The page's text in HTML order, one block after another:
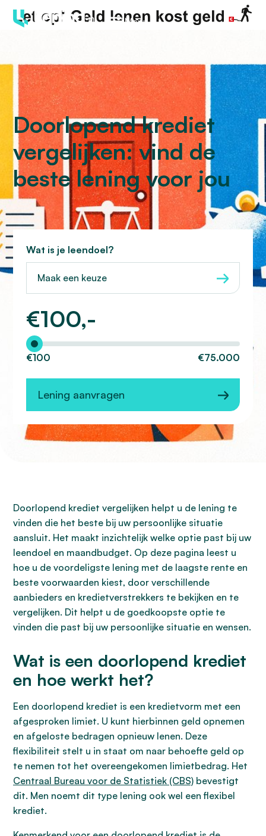
Menu
Doorlopend krediet
vergelijken: vind de
beste lening voor jou
Wat is je leendoel?
Maak een keuze
€100,-
Hoeveel wilt u lenen?
€100 €75.000
Lening aanvragen
Doorlopend krediet vergelijken helpt u de lening te
vinden die het beste bij uw persoonlijke situatie
aansluit. Het maakt inzichtelijk welke optie past bij uw
leendoel en maandbudget. Op deze pagina leest u
hoe u de voordeligste lening met de laagste rente en
beste voorwaarden kiest, door verschillende
aanbieders en kredietverstrekkers te bekijken en te
vergelijken. Dit helpt u de goedkoopste optie te
vinden die past bij uw persoonlijke situatie en wensen.
Wat is een doorlopend krediet
en hoe werkt het?
Een doorlopend krediet is een kredietvorm met een
afgesproken limiet. U kunt hierbinnen geld opnemen
en afgeloste bedragen opnieuw lenen. Deze
flexibiliteit stelt u in staat om naar behoefte geld op
te nemen tot het overeengekomen limietbedrag. Het
Centraal Bureau voor de Statistiek (CBS) bevestigt
dit. Men noemt dit type lening ook wel een flexibel
krediet.